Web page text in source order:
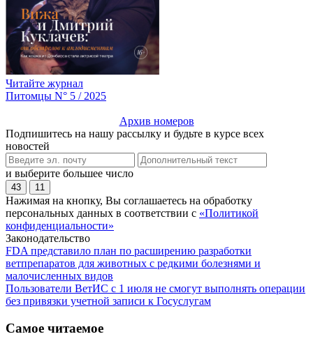
Читайте журнал
Питомцы N° 5 / 2025
Архив номеров
Подпишитесь на нашу рассылку и будьте в курсе всех
новостей
и выберите большее число
43 11
Нажимая на кнопку, Вы соглашаетесь на обработку
персональных данных в соответствии с «Политикой
конфиденциальности»
Законодательство
FDA представило план по расширению разработки
ветпрепаратов для животных с редкими болезнями и
малочисленных видов
Пользователи ВетИС с 1 июля не смогут выполнять операции
без привязки учетной записи к Госуслугам
Самое читаемое